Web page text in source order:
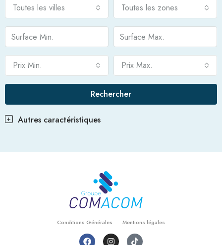
Toutes les villes Toutes les zones
Prix Min. Prix Max.
Rechercher
Autres caractéristiques
Conditions Générales Mentions légales